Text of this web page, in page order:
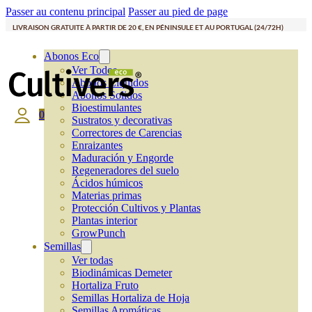
Passer au contenu principal Passer au pied de page
LIVRAISON GRATUITE À PARTIR DE 20 €, EN PÉNINSULE ET AU PORTUGAL (24/72H)
Abonos Eco
Ver Todos
Abonos Líquidos
Abonos Solidos
Bioestimulantes
Sustratos y decorativas
Correctores de Carencias
Enraizantes
Maduración y Engorde
Regeneradores del suelo
Ácidos húmicos
Materias primas
Protección Cultivos y Plantas
Plantas interior
GrowPunch
Semillas
Ver todas
Biodinámicas Demeter
Hortaliza Fruto
Semillas Hortaliza de Hoja
0